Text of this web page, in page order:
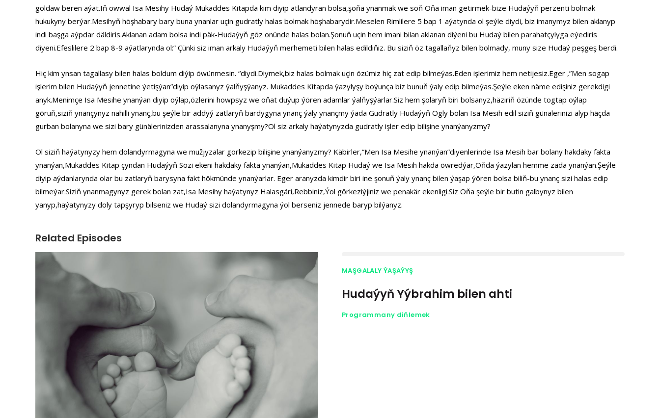
goldaw beren aýat.Iň owwal Isa Mesihy Hudaý Mukaddes Kitapda kim diyip atlandyran bolsa,şoňa ynanmak we soň Oňa iman getirmek-bize Hudaýyň perzenti bolmak
hukukyny berýar.Mesihyň höşhabary bary buna ynanlar uçin gudratly halas bolmak höşhabarydir.Meselen Rimlilere 5 bap 1 aýatynda ol şeýle diydi, biz imanymyz bilen aklanyp
indi başga aýpdar däldiris.Aklanan adam bolsa indi päk-Hudaýyň göz onünde halas bolan.Şonuň uçin hem imani bilan aklanan diýeni bu Hudaý bilen parahatçylyga eýediris
diyeni.Efeslilere 2 bap 8-9 aýatlarynda ol:” Çünki siz iman arkaly Hudaýyň merhemeti bilen halas edildiňiz. Bu siziň öz tagallaňyz bilen bolmady, muny size Hudaý peşgeş berdi.
Hiç kim ynsan tagallasy bilen halas boldum diýip öwünmesin. “diydi.Diymek,biz halas bolmak uçin özümiz hiç zat edip bilmeýas.Eden işlerimiz hem netijesiz.Eger ,”Men sogap
işlerim bilen Hudaýyň jennetine ýetişýan”diyip oýlasanyz ýalňyşýanyz. Mukaddes Kitapda ýazylyşy boýunça biz bunuň ýaly edip bilmeýas.Şeýle eken näme edişiniz gerekdigi
anyk.Menimçe Isa Mesihe ynanýan diyip oýlap,özlerini howpsyz we oňat duýup ýören adamlar ýalňyşýarlar.Siz hem şolaryň biri bolsanyz,häziriň özünde togtap oýlap
göruň,siziň ynançynyz nahilli ynanç,bu şeýle bir addyý zatlaryň bardygyna ynanç ýaly ynançmy ýada Gudratly Hudaýyň Ogly bolan Isa Mesih edil siziň günalerinizi alyp häçda
gurban bolanyna we sizi bary günälerinizden arassalanyna ynanyşmy?Ol siz arkaly haýatynyzda gudratly işler edip bilişine ynanýanyzmy?
Ol siziň haýatynyzy hem dolandyrmagyna we mužjyzalar gorkezip bilişine ynanýanyzmy? Käbirler,”Men Isa Mesihe ynanýan”diyenlerinde Isa Mesih bar bolany hakdaky fakta
ynanýan,Mukaddes Kitap çyndan Hudaýyň Sözi ekeni hakdaky fakta ynanýan,Mukaddes Kitap Hudaý we Isa Mesih hakda öwredýar,Oňda ýazylan hemme zada ynanýan.Şeýle
diyip aýdanlarynda olar bu zatlaryň barysyna fakt hökmünde ynanýarlar. Eger aranyzda kimdir biri ine şonuň ýaly ynanç bilen ýaşap ýören bolsa biliň-bu ynanç sizi halas edip
bilmeýar.Siziň ynanmagynyz gerek bolan zat,Isa Mesihy haýatynyz Halasgäri,Rebbiniz,Ýol görkeziýjiniz we penakär ekenligi.Siz Oňa şeýle bir butin galbynyz bilen
yanyp,haýatynyzy doly tapşyryp bilseniz we Hudaý sizi dolandyrmagyna ýol berseniz jennede baryp bilýanyz.
Related Episodes
MAŞGALALY ÝAŞAÝYŞ
Hudaýyň Yýbrahim bilen ahti
Programmany diňlemek